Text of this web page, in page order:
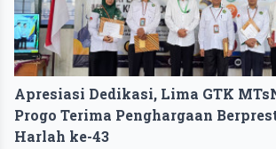
Apresiasi Dedikasi, Lima GTK
Progo Terima Penghargaan
Harlah ke-43